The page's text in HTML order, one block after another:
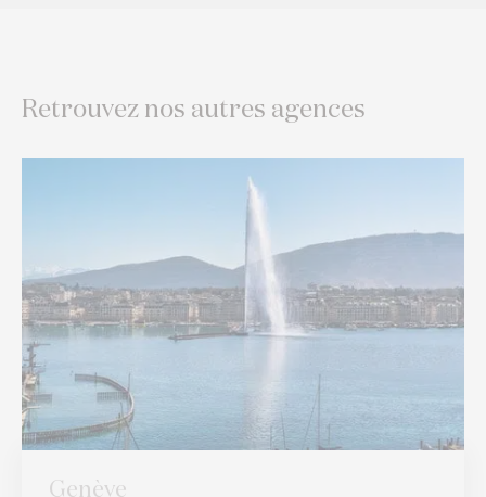
Retrouvez nos autres agences
Genève